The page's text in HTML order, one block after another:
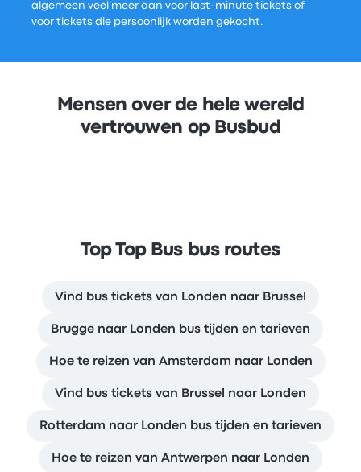
algemeen veel meer aan voor last-minute tickets of
voor tickets die persoonlijk worden gekocht.
Mensen over de hele wereld
vertrouwen op Busbud
Top Top Bus bus routes
Vind bus tickets van Londen naar Brussel
Brugge naar Londen bus tijden en tarieven
Hoe te reizen van Amsterdam naar Londen
Vind bus tickets van Brussel naar Londen
Rotterdam naar Londen bus tijden en tarieven
Hoe te reizen van Antwerpen naar Londen